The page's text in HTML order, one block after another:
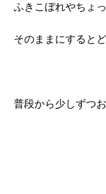
ふきこぼれやちょ
そのままにすると
普段から少しずつ